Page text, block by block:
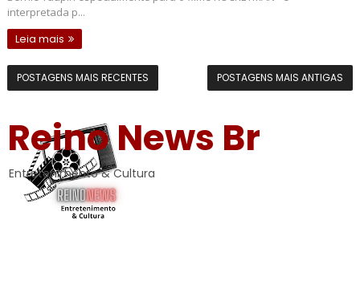
interpretada p...
Leia mais
POSTAGENS MAIS RECENTES POSTAGENS MAIS ANTIGAS
Reino News Br
Entretenimento & Cultura